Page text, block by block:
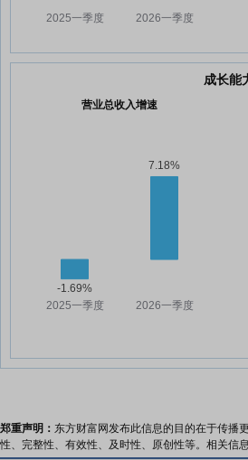
成长能
营业总收入增速
郑重声明： 东方财富网发布此信息的目的在于传播
性、完整性、有效性、及时性、原创性等。相关信